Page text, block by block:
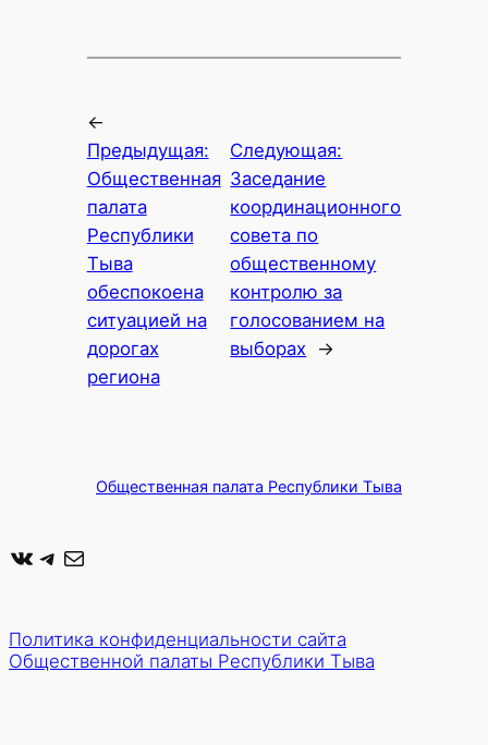
←
Предыдущая:
Общественная
палата
Республики
Тыва
обеспокоена
ситуацией на
дорогах
региона
Следующая:
Заседание
координационного
совета по
общественному
контролю за
голосованием на
выборах
→
Общественная палата Республики Тыва
ВКонтакте Telegram Почта
Политика конфиденциальности сайта
Общественной палаты Республики Тыва